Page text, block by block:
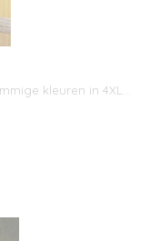
kleuren in 4XL…